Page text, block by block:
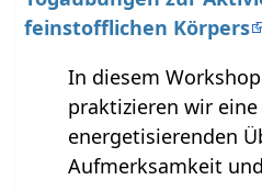
feinstofflichen Körpers
In diesem
praktizieren wir
energetisierenden
Aufmerksamkeit